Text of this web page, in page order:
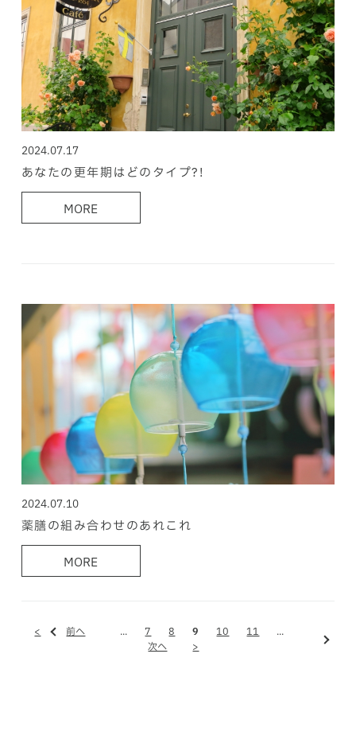
2024.07.17
あなたの更年期はどのタイプ?!
MORE
2024.07.10
薬膳の組み合わせのあれこれ
MORE
< 前へ ... 7 8 9 10 11
...
次へ
>